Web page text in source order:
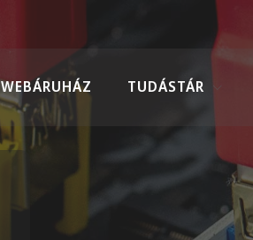
WEBÁRUHÁZ TUDÁSTÁR